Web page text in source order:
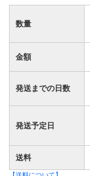
数量
金額
発送までの日数
発送予定日
送料